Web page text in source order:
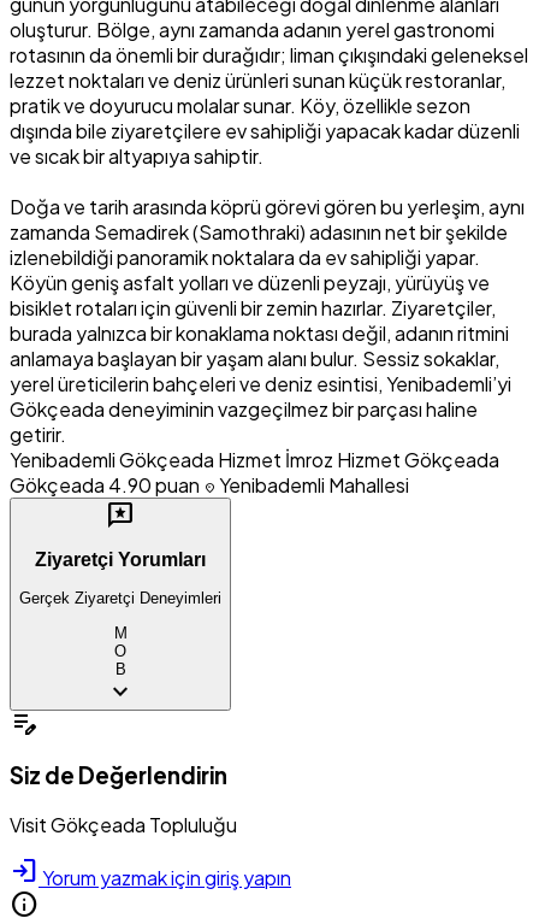
oluşturur. Bölge, aynı zamanda adanın yerel gastronomi
rotasının da önemli bir durağıdır; liman çıkışındaki geleneksel
lezzet noktaları ve deniz ürünleri sunan küçük restoranlar,
pratik ve doyurucu molalar sunar. Köy, özellikle sezon
dışında bile ziyaretçilere ev sahipliği yapacak kadar düzenli
ve sıcak bir altyapıya sahiptir.
Doğa ve tarih arasında köprü görevi gören bu yerleşim, aynı
zamanda Semadirek (Samothraki) adasının net bir şekilde
izlenebildiği panoramik noktalara da ev sahipliği yapar.
Köyün geniş asfalt yolları ve düzenli peyzajı, yürüyüş ve
bisiklet rotaları için güvenli bir zemin hazırlar. Ziyaretçiler,
burada yalnızca bir konaklama noktası değil, adanın ritmini
anlamaya başlayan bir yaşam alanı bulur. Sessiz sokaklar,
yerel üreticilerin bahçeleri ve deniz esintisi, Yenibademli’yi
Gökçeada deneyiminin vazgeçilmez bir parçası haline
getirir.
YenibademliGökçeada Hizmet İmroz HizmetGökçeada
Gökçeada 4.90 puan location_on Yenibademli Mahallesi
reviews
Ziyaretçi Yorumları
Gerçek Ziyaretçi Deneyimleri
M
O
B
expand_more
edit_note
Siz de Değerlendirin
Visit Gökçeada Topluluğu
login Yorum yazmak için giriş yapın
info